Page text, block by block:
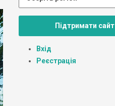
Підтримати сайт
Вхід
Реєстрація